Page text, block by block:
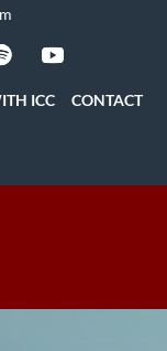
ICC CONTACT